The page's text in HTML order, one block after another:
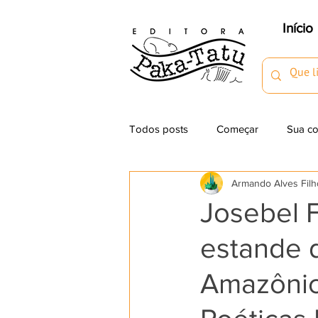
Início
Todos posts Começar Sua
Dica de Livros Eventos
Josebel
estande
Armando Alves